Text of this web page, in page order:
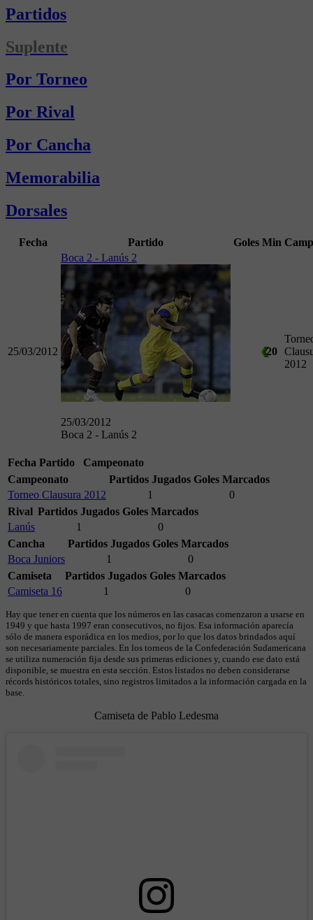
Partidos
Suplente
Por Torneo
Por Rival
Por Cancha
Memorabilia
Dorsales
Fecha Partido Goles Min
25/03/2012
Boca 2 - Lanús 2
25/03/2012
Boca 2 - Lanús 2
20
2012
Fecha Partido
Campeonato
Campeonato
Partidos Jugados Goles Marcados
Torneo Clausura 2012
1
0
Rival Partidos Jugados Goles Marcados
Lanús
1
0
Cancha
Partidos Jugados Goles Marcados
Boca Juniors
1
0
Camiseta
Partidos Jugados Goles Marcados
Camiseta 16
1 0
Hay que tener en cuenta que los números en las casacas comenzaron a usarse en
1949 y que hasta 1997 eran consecutivos, no fijos. Esa información aparecía
sólo de manera esporádica en los medios, por lo que los datos brindados aquí
son necesariamente parciales. En los torneos de la Confederación Sudamericana
se utiliza numeración fija desde sus primeras ediciones y, cuando ese dato está
disponible, se muestra en esta sección. Estos listados no deben considerarse
récords históricos totales, sino registros limitados a la información cargada en la
base.
Camiseta de Pablo Ledesma